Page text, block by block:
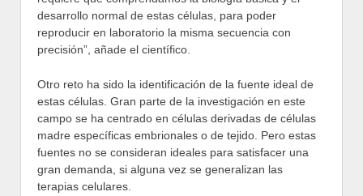
desarrollo normal de estas células, para poder
reproducir en laboratorio la misma secuencia con
precisión”, añade el científico.
Otro reto ha sido la identificación de la fuente ideal de
estas células. Gran parte de la investigación en este
campo se ha centrado en células derivadas de células
madre específicas embrionales o de tejido. Pero estas
fuentes no se consideran ideales para satisfacer una
gran demanda, si alguna vez se generalizan las
terapias celulares.